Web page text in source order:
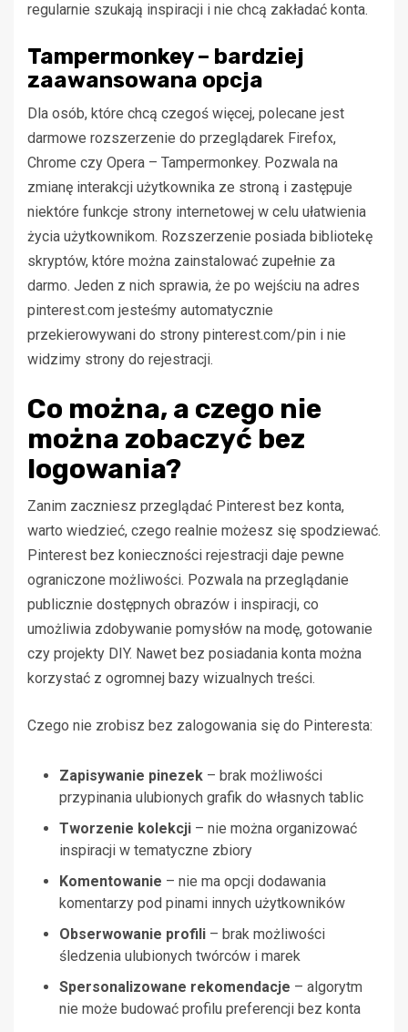
regularnie szukają inspiracji i nie chcą zakładać konta.
Tampermonkey – bardziej
zaawansowana opcja
Dla osób, które chcą czegoś więcej, polecane jest
darmowe rozszerzenie do przeglądarek Firefox,
Chrome czy Opera – Tampermonkey. Pozwala na
zmianę interakcji użytkownika ze stroną i zastępuje
niektóre funkcje strony internetowej w celu ułatwienia
życia użytkownikom. Rozszerzenie posiada bibliotekę
skryptów, które można zainstalować zupełnie za
darmo. Jeden z nich sprawia, że po wejściu na adres
pinterest.com jesteśmy automatycznie
przekierowywani do strony pinterest.com/pin i nie
widzimy strony do rejestracji.
Co można, a czego nie
można zobaczyć bez
logowania?
Zanim zaczniesz przeglądać Pinterest bez konta,
warto wiedzieć, czego realnie możesz się spodziewać.
Pinterest bez konieczności rejestracji daje pewne
ograniczone możliwości. Pozwala na przeglądanie
publicznie dostępnych obrazów i inspiracji, co
umożliwia zdobywanie pomysłów na modę, gotowanie
czy projekty DIY. Nawet bez posiadania konta można
korzystać z ogromnej bazy wizualnych treści.
Czego nie zrobisz bez zalogowania się do Pinteresta:
Zapisywanie pinezek – brak możliwości
przypinania ulubionych grafik do własnych tablic
Tworzenie kolekcji – nie można organizować
inspiracji w tematyczne zbiory
Komentowanie – nie ma opcji dodawania
komentarzy pod pinami innych użytkowników
Obserwowanie profili – brak możliwości
śledzenia ulubionych twórców i marek
Spersonalizowane rekomendacje – algorytm
nie może budować profilu preferencji bez konta